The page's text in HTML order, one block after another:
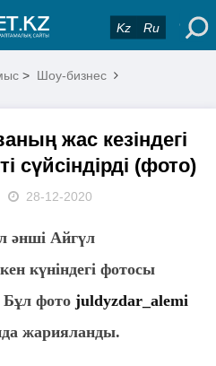
Kz Ru
> Шоу-бизнес
жас кезіндегі
сүйсіндірді (фото)
28-12-2020
әнші Айгүл
күніндегі фотосы
Бұл фото juldyzdar_alemi
жарияланды.